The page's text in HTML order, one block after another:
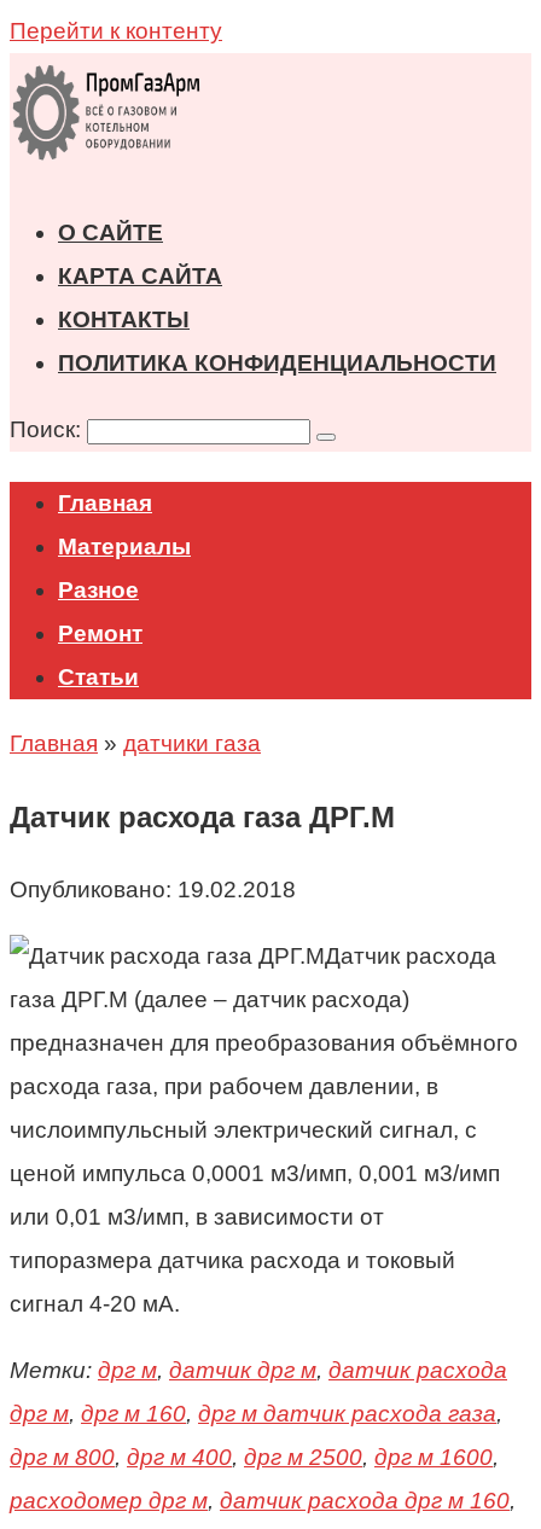
Перейти к контенту
О САЙТЕ
КАРТА САЙТА
КОНТАКТЫ
ПОЛИТИКА КОНФИДЕНЦИАЛЬНОСТИ
Поиск:
Главная
Материалы
Разное
Ремонт
Статьи
Главная » датчики газа
Датчик расхода газа ДРГ.М
Опубликовано: 19.02.2018
Датчик расхода
газа ДРГ.М (далее – датчик расхода)
предназначен для преобразования объёмного
расхода газа, при рабочем давлении, в
числоимпульсный электрический сигнал, с
ценой импульса 0,0001 м3/имп, 0,001 м3/имп
или 0,01 м3/имп, в зависимости от
типоразмера датчика расхода и токовый
сигнал 4-20 мА.
Метки: дрг м, датчик дрг м, датчик расхода
дрг м, дрг м 160, дрг м датчик расхода газа,
дрг м 800, дрг м 400, дрг м 2500, дрг м 1600,
расходомер дрг м, датчик расхода дрг м 160,